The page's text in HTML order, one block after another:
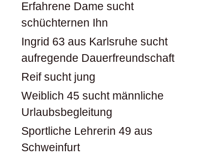
Erfahrene Dame sucht
schüchternen Ihn
Ingrid 63 aus Karlsruhe sucht
aufregende Dauerfreundschaft
Reif sucht jung
Weiblich 45 sucht männliche
Urlaubsbegleitung
Sportliche Lehrerin 49 aus
Schweinfurt